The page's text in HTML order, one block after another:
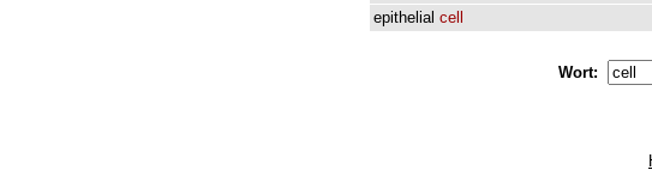
epithelial cell
Wort: